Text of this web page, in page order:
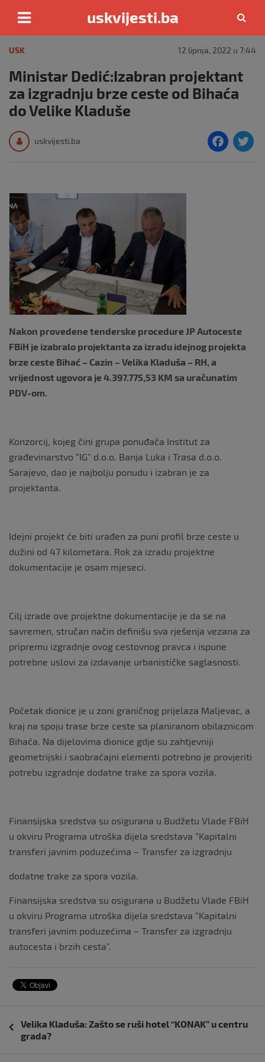
content
uskvijesti.ba
USK 12 lipnja, 2022 u 7:44
Ministar Dedić:Izabran projektant
za izgradnju brze ceste od Bihaća
do Velike Kladuše
uskvijesti.ba
F
Nakon provedene tenderske procedure JP Autoceste
FBiH je izabralo projektanta za izradu idejnog projekta
brze ceste Bihać – Cazin – Velika Kladuša – RH, a
vrijednost ugovora je 4.397.775,53 KM sa uračunatim
PDV-om.
Konzorcij, kojeg čini grupa ponuđača Institut za
građevinarstvo “IG” d.o.o. Banja Luka i Trasa d.o.o.
Sarajevo, dao je najbolju ponudu i izabran je za
projektanta.
Idejni projekt će biti urađen za puni profil brze ceste u
dužini od 47 kilometara. Rok za izradu projektne
dokumentacije je osam mjeseci.
Cilj izrade ove projektne dokumentacije je da se na
savremen, stručan način definišu sva rješenja vezana za
pripremu izgradnje ovog cestovnog pravca i ispune
potrebne uslovi za izdavanje urbanističke saglasnosti.
Početak dionice je u zoni graničnog prijelaza Maljevac, a
kraj na spoju trase brze ceste sa planiranom obilaznicom
Bihaća. Na dijelovima dionice gdje su zahtjevniji
geometrijski i saobraćajni elementi potrebno je provjeriti
potrebu izgradnje dodatne trake za spora vozila.
Finansijska sredstva su osigurana u Budžetu Vlade FBiH
u okviru Programa utroška dijela sredstava “Kapitalni
transferi javnim poduzećima – Transfer za izgradnju
dodatne trake za spora vozila.
Finansijska sredstva su osigurana u Budžetu Vlade FBiH
u okviru Programa utroška dijela sredstava “Kapitalni
transferi javnim poduzećima – Transfer za izgradnju
autocesta i brzih cesta”.
objava
Velika Kladuša: Zašto se ruši hotel “KONAK” u centru
grada?